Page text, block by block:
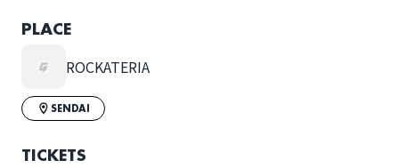
PLACE
ROCKATERIA
SENDAI
TICKETS